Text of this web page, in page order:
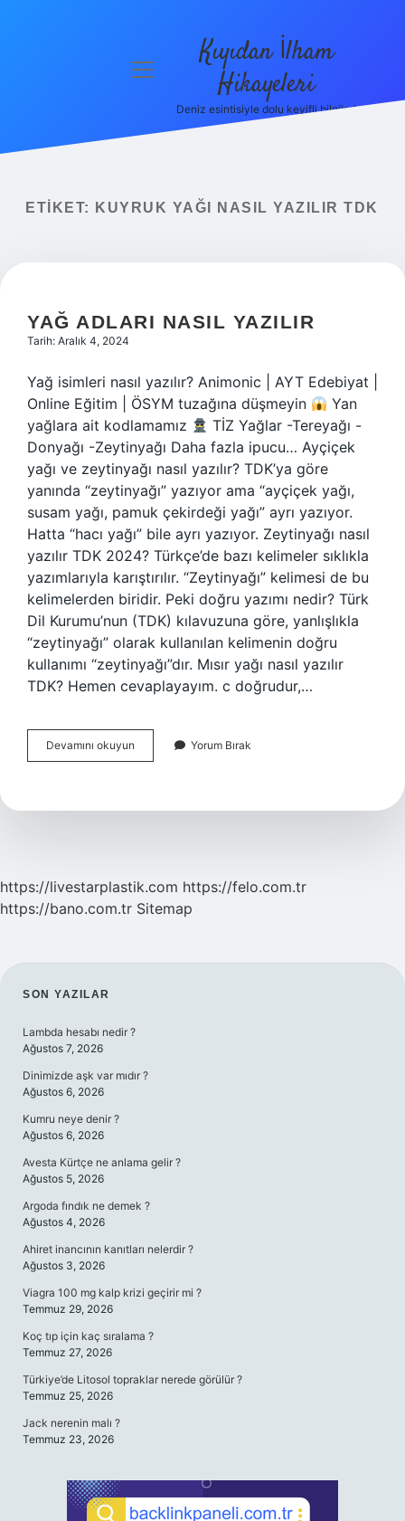
menüyü
Kıyıdan İlham
Hikayeleri
Deniz esintisiyle dolu keyifli bilgiler!
ETIKET: KUYRUK YAĞI NASIL YAZILIR TDK
YAĞ ADLARI NASIL YAZILIR
Tarih: Aralık 4, 2024
Yağ isimleri nasıl yazılır? Animonic | AYT Edebiyat |
Online Eğitim | ÖSYM tuzağına düşmeyin
Yan
yağlara ait kodlamamız
TİZ Yağlar -Tereyağı -
Donyağı -Zeytinyağı Daha fazla ipucu… Ayçiçek
yağı ve zeytinyağı nasıl yazılır? TDK’ya göre
yanında “zeytinyağı” yazıyor ama “ayçiçek yağı,
susam yağı, pamuk çekirdeği yağı” ayrı yazıyor.
Hatta “hacı yağı” bile ayrı yazıyor. Zeytinyağı nasıl
yazılır TDK 2024? Türkçe’de bazı kelimeler sıklıkla
yazımlarıyla karıştırılır. “Zeytinyağı” kelimesi de bu
kelimelerden biridir. Peki doğru yazımı nedir? Türk
Dil Kurumu’nun (TDK) kılavuzuna göre, yanlışlıkla
“zeytinyağı” olarak kullanılan kelimenin doğru
kullanımı “zeytinyağı”dır. Mısır yağı nasıl yazılır
TDK? Hemen cevaplayayım. c doğrudur,…
Devamını okuyun
Adları
Yorum Bırak
https://livestarplastik.com https://felo.com.tr
https://bano.com.tr Sitemap
SIDEBAR
SON YAZILAR
Lambda hesabı nedir ?
Ağustos 7, 2026
Dinimizde aşk var mıdır ?
Ağustos 6, 2026
Kumru neye denir ?
Ağustos 6, 2026
Avesta Kürtçe ne anlama gelir ?
Ağustos 5, 2026
Argoda fındık ne demek ?
Ağustos 4, 2026
Ahiret inancının kanıtları nelerdir ?
Ağustos 3, 2026
Viagra 100 mg kalp krizi geçirir mi ?
Temmuz 29, 2026
Koç tıp için kaç sıralama ?
Temmuz 27, 2026
Türkiye’de Litosol topraklar nerede görülür ?
Temmuz 25, 2026
Jack nerenin malı ?
Temmuz 23, 2026